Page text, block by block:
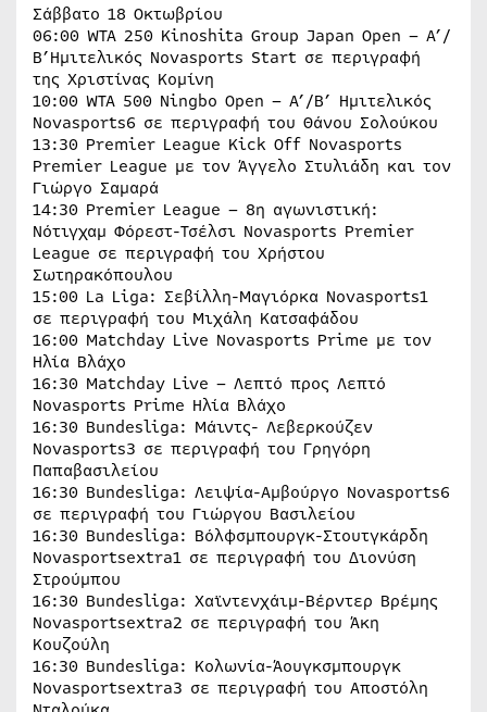
Σάββατο 18 Οκτωβρίου
06:00 WTA 250 Kinoshita Group Japan Open – Α’/
Β’Ημιτελικός Novasports Start σε περιγραφή
της Χριστίνας Κομίνη
10:00 WTA 500 Ningbo Open – Α’/Β’ Ημιτελικός
Novasports6 σε περιγραφή του Θάνου Σολούκου
13:30 Premier League Kick Off Novasports
Premier League με τον Άγγελο Στυλιάδη και τον
Γιώργο Σαμαρά
14:30 Premier League – 8η αγωνιστική:
Νότιγχαμ Φόρεστ-Τσέλσι Novasports Premier
League σε περιγραφή του Χρήστου
Σωτηρακόπουλου
15:00 La Liga: Σεβίλλη-Μαγιόρκα Novasports1
σε περιγραφή του Μιχάλη Κατσαφάδου
16:00 Matchday Live Novasports Prime με τον
Ηλία Βλάχο
16:30 Matchday Live – Λεπτό προς Λεπτό
Novasports Prime Ηλία Βλάχο
16:30 Bundesliga: Μάιντς- Λεβερκούζεν
Novasports3 σε περιγραφή του Γρηγόρη
Παπαβασιλείου
16:30 Bundesliga: Λειψία-Αμβούργο Novasports6
σε περιγραφή του Γιώργου Βασιλείου
16:30 Bundesliga: Βόλφσμπουργκ-Στουτγκάρδη
Novasportsextra1 σε περιγραφή του Διονύση
Στρούμπου
16:30 Bundesliga: Χαϊντενχάιμ-Βέρντερ Βρέμης
Novasportsextra2 σε περιγραφή του Άκη
Κουζούλη
16:30 Bundesliga: Κολωνία-Άουγκσμπουργκ
Novasportsextra3 σε περιγραφή του Αποστόλη